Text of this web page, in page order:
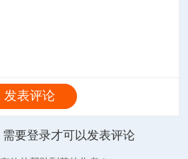
发表评论
需要登录才可以发表评论